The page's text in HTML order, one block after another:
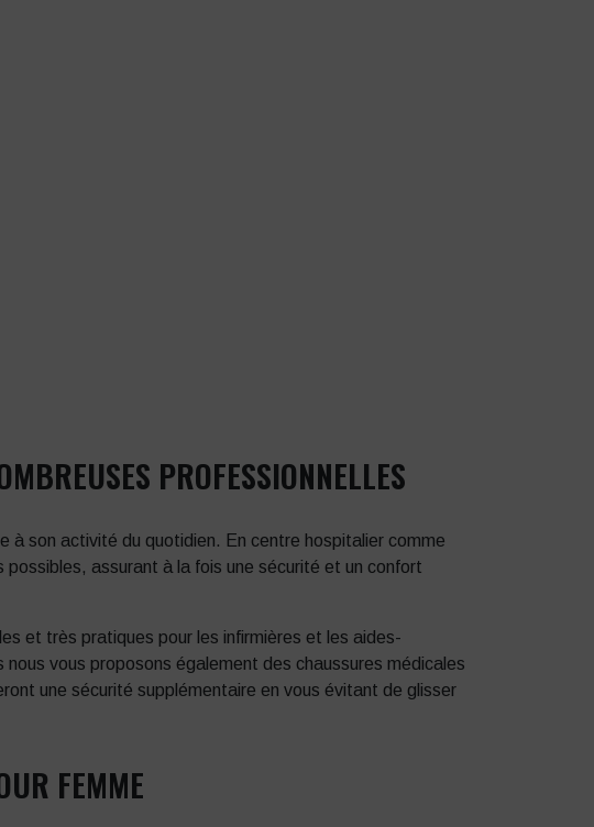
PROFESSIONNELLES
à son activité du quotidien. En centre hospitalier comme
assurant à la fois une sécurité et un confort
et très pratiques pour les infirmières et les aides-
vous proposons également des chaussures médicales
une sécurité supplémentaire en vous évitant de glisser
FEMME